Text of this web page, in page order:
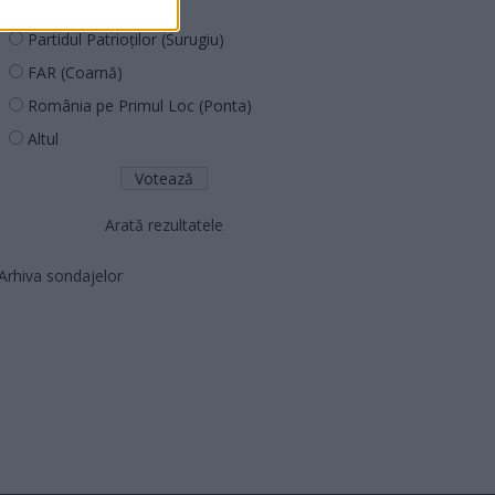
Partidul Patrioților (Surugiu)
FAR (Coarnă)
România pe Primul Loc (Ponta)
Altul
Arată rezultatele
sondajelor